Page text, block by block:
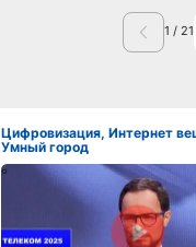
1 / 21
Цифровизация, Интернет вещей,
Умный город